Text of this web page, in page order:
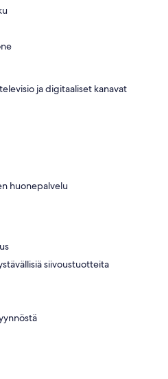
ja digitaaliset kanavat
huonepalvelu
siivoustuotteita